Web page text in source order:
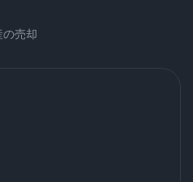
売却